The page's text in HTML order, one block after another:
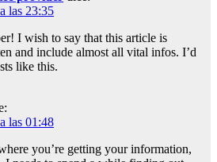
las 23:35
I wish to say that this article is
and include almost all vital infos. I’d
like this.
las 01:48
you’re getting your information,